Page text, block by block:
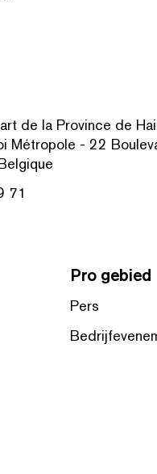
de la Province de
Métropole - 22
71
Pro gebied
Pers